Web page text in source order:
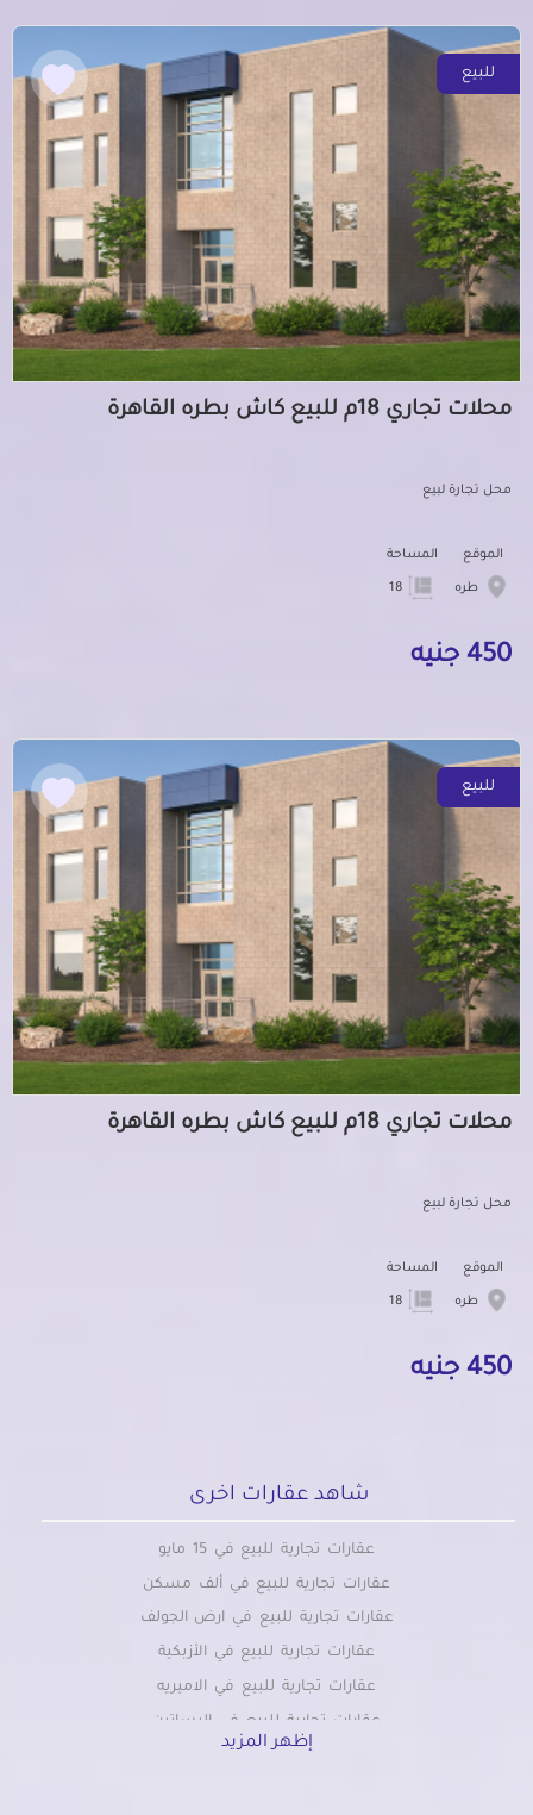
للبيع
محلات تجاري 18م للبيع كاش بطره القاهرة
محل تجارة لبيع
الموقع
طره
المساحة
450 جنيه
للبيع
محلات تجاري 18م للبيع كاش بطره القاهرة
محل تجارة لبيع
الموقع
طره
المساحة
450 جنيه
شاهد عقارات اخرى
عقارات تجارية للبيع في 15 مايو
عقارات تجارية للبيع في ألف مسكن
عقارات تجارية للبيع في ارض الجولف
عقارات تجارية للبيع في الأزبكية
عقارات تجارية للبيع في الاميريه
عقارات تجارية للبيع في البساتين
عقارات تجارية للبيع في التبين
إظهر المزيد